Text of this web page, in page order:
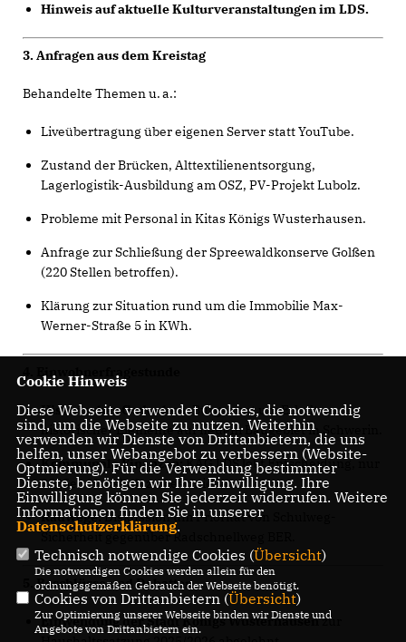
Hinweis auf aktuelle Kulturveranstaltungen im LDS.
3. Anfragen aus dem Kreistag
Behandelte Themen u. a.:
Liveübertragung über eigenen Server statt YouTube.
Zustand der Brücken, Alttextilienentsorgung,
Lagerlogistik-Ausbildung am OSZ, PV-Projekt Lubolz.
Probleme mit Personal in Kitas Königs Wusterhausen.
Anfrage zur Schließung der Spreewaldkonserve Golßen
(220 Stellen betroffen).
Klärung zur Situation rund um die Immobilie Max-
Werner-Straße 5 in KWh.
4. Einwohnerfragestunde
Historisches Gedenken:Bürger bat um Erhalt
historischer Elemente auf neuem Baugebiet in Schwerin.
Kommunale Finanzen:KAG LDS lobt Entscheidung, nur
2025er-Haushalt zu beschließen.
Radwege:Diskussion um Priorität von Schulweg-
Sicherheit gegenüber Radschnellweg BER.
5. Beschlüsse und Debatten
Einwendung der Stadt Königs Wusterhausenzur
Cookie Hinweis
Diese Webseite verwendet Cookies, die notwendig
sind, um die Webseite zu nutzen. Weiterhin
verwenden wir Dienste von Drittanbietern, die uns
helfen, unser Webangebot zu verbessern (Website-
Optmierung). Für die Verwendung bestimmter
Dienste, benötigen wir Ihre Einwilligung. Ihre
Einwilligung können Sie jederzeit widerrufen. Weitere
Informationen finden Sie in unserer
Datenschutzerklärung.
Technisch notwendige Cookies (Übersicht)
Die notwendigen Cookies werden allein für den
ordnungsgemäßen Gebrauch der Webseite benötigt.
Cookies von Drittanbietern (Übersicht)
Zur Optimierung unserer Webseite binden wir Dienste und
Angebote von Drittanbietern ein.